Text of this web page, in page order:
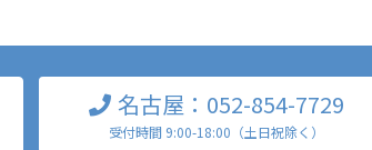
名古屋：052-854-7729
受付時間 9:00-18:00（土日祝除く）